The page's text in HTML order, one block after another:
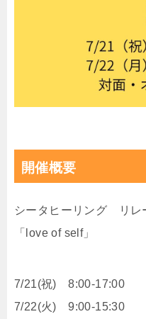
開催概要
シータヒーリング リレ
「love of self」
7/21(祝) 8:00-17:00
7/22(火) 9:00-15:30